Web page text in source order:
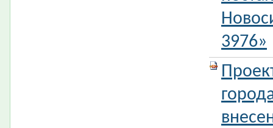
3976»